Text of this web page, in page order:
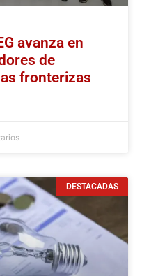
avanza en
de
fronterizas
DESTACADAS